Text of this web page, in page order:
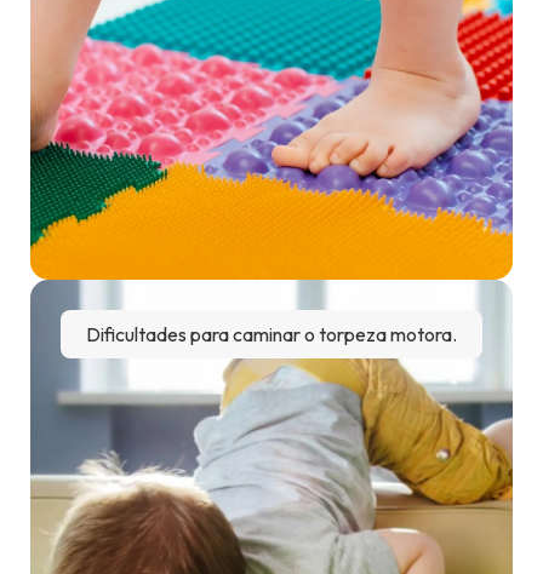
Dificultades para caminar o torpeza motora.